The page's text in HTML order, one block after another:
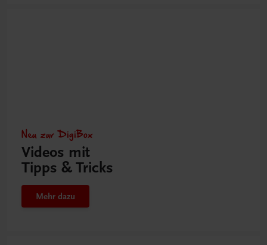
Neu zur DigiBox
Videos mit
Tipps & Tricks
Mehr dazu